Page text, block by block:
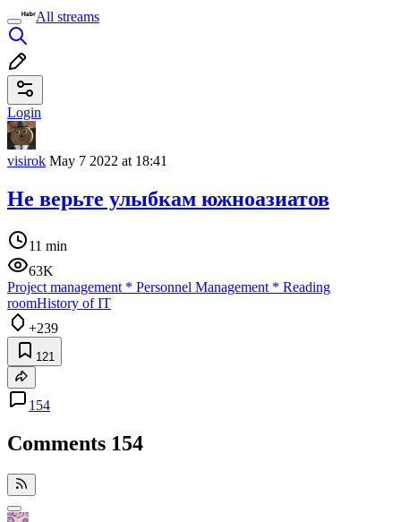
All streams
Login
visirok May 7 2022 at 18:41
Не верьте улыбкам южноазиатов
11 min
63K
Project management * Personnel Management * Reading
roomHistory of IT
+239
121
154
Comments 154